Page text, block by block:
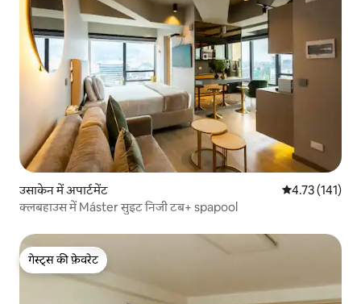
उसाकेन में अपार्टमेंट औसत रेटिंग 5 में से
4.73 (141)
क्लबहाउस में Máster सुइट निजी टब+ spapool
गेस्ट्स की फ़ेवरेट
गेस्ट्स की फ़ेवरेट